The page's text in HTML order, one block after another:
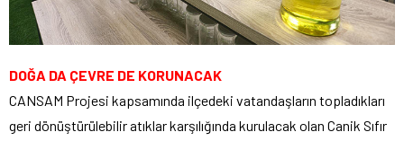
DOĞA DA ÇEVRE DE KORUNACAK
CANSAM Projesi kapsamında ilçedeki vatandaşların topladıkları
geri dönüştürülebilir atıklar karşılığında kurulacak olan Canik Sıfır